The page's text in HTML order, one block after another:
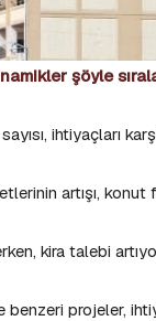
şöyle
ihtiyaçları
artışı, konut
kira talebi
benzeri projeler,